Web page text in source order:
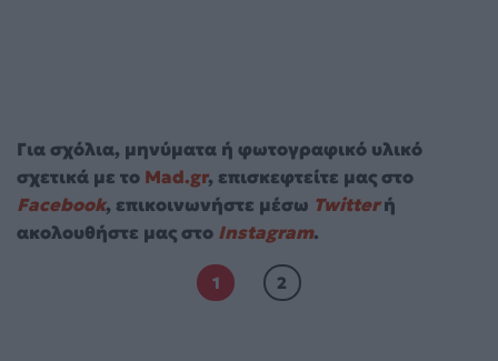
Για σχόλια, μηνύματα ή φωτογραφικό υλικό
σχετικά με το Mad.gr, επισκεφτείτε μας στο
Facebook, επικοινωνήστε μέσω Twitterή
ακολουθήστε μας στο Instagram.
1 2